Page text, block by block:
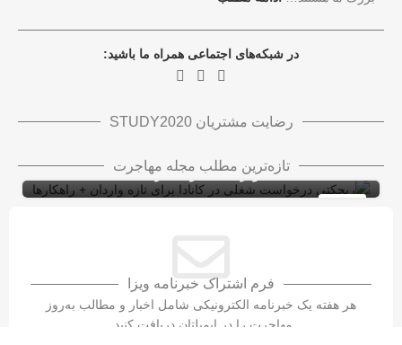
در شبکه‌های اجتماعی همراه ما باشید:
رضایت مشتریان STUDY2020
ویزای کار
ویزای کاری کانادا با LMIA
تازه‌ترین مطلب مجله مهاجرت
واردان + راهکارها
فرم اشتراک خبرنامه ویزا
هر هفته یک خبرنامه الکترونیکی شامل اخبار و مطالب به‌روز
مهاجرت را در ایمیلتان دریافت کنید.